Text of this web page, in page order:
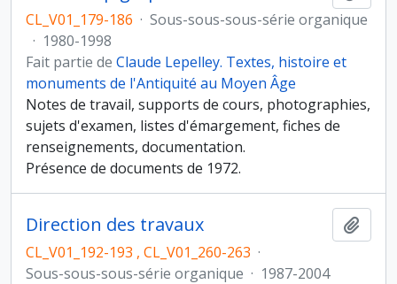
CL_V01_179-186 · Sous-sous-sous-série organique
· 1980-1998
Fait partie de Claude Lepelley. Textes, histoire et
monuments de l'Antiquité au Moyen Âge
Notes de travail, supports de cours, photographies,
sujets d'examen, listes d'émargement, fiches de
renseignements, documentation.
Présence de documents de 1972.
Direction des travaux
CL_V01_192-193 , CL_V01_260-263 ·
Sous-sous-sous-série organique · 1987-2004